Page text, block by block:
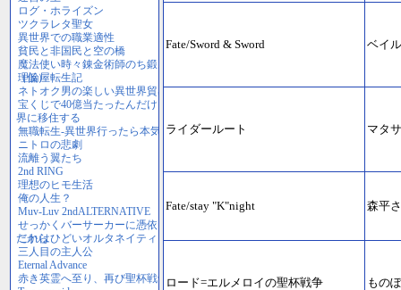
Fate/Sword & Sword ベイ
ライダールート マタ
Fate/stay "K"night 森平
ロード=エルメロイの聖杯戦争 もの